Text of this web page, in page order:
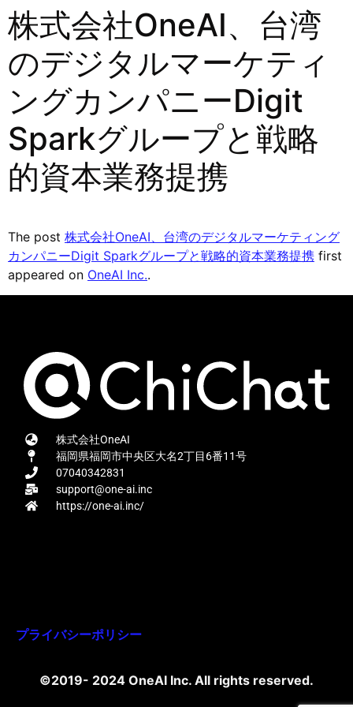
株式会社OneAI、台湾
のデジタルマーケティ
ングカンパニーDigit
Sparkグループと戦略
的資本業務提携
The post 株式会社OneAI、台湾のデジタルマーケティング
カンパニーDigit Sparkグループと戦略的資本業務提携 first
appeared on OneAI Inc..
株式会社OneAI
福岡県福岡市中央区大名2丁目6番11号
07040342831
support@one-ai.inc
https://one-ai.inc/
プライバシーポリシー
©2019- 2024 OneAI Inc. All rights reserved.